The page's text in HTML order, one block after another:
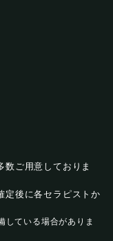
数ご用意しておりま
定後に各セラピストか
している場合がありま